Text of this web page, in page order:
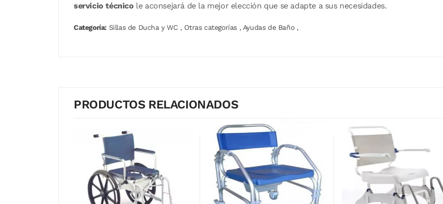
servicio técnico le aconsejará de la mejor elección que se adapte a sus necesidades.
Categoría: Sillas de Ducha y WC , Otras categorías , Ayudas de Baño,
PRODUCTOS RELACIONADOS